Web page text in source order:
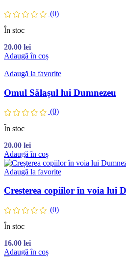
(0)
În stoc
20.00 lei
Adaugă în coș
Adaugă la favorite
Omul Sălașul lui Dumnezeu
(0)
În stoc
20.00 lei
Adaugă în coș
Adaugă la favorite
Cresterea copiilor în voia lui
(0)
În stoc
16.00 lei
Adaugă în coș